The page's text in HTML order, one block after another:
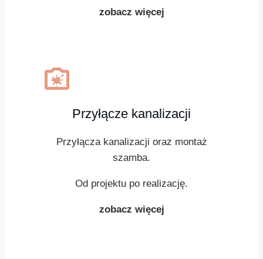
zobacz więcej
dirty_lens
Przyłącze kanalizacji
Przyłącza kanalizacji oraz montaż
szamba.
Od projektu po realizację.
zobacz więcej